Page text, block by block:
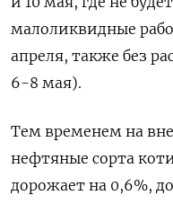
малоликвидные
апреля, также без
6-8 мая).
Тем временем на
нефтяные сорта
дорожает на 0,6%,